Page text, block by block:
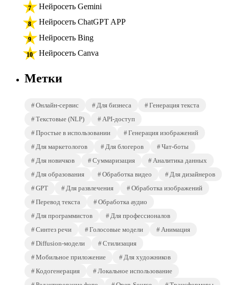
Нейросеть Gemini
Нейросеть ChatGPT APP
Нейросеть Bing
Нейросеть Canva
Метки
Онлайн-сервис Для бизнеса
Генерация текста
Текстовые (NLP)
API-доступ
Простые в использовании
Генерация изображений
Для маркетологов
Для блогеров
Чат-боты
Для новичков
Суммаризация
Аналитика данных
Для образования
Обработка видео
Для дизайнеров
GPT
Для развлечения
Обработка изображений
Перевод текста
Обработка аудио
Для программистов
Для профессионалов
Синтез речи
Голосовые модели
Анимация
Diffusion-модели
Стилизация
Мобильное приложение
Для художников
Кодогенерация
Локальное использование